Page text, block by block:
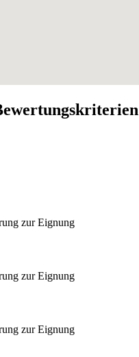
zur Eignung
zur Eignung
zur Eignung